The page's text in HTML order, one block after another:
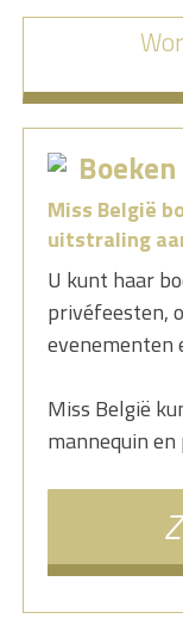
Boeken
Miss België
uitstraling
U kunt haar
privéfeesten,
evenementen
Miss België
mannequin